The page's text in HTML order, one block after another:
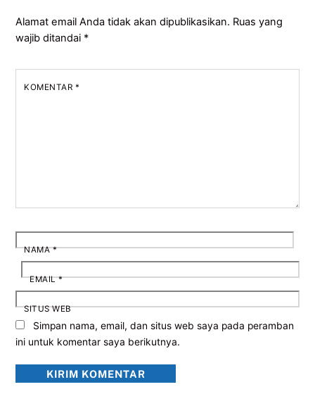
Alamat email Anda tidak akan dipublikasikan. Ruas yang
wajib ditandai *
KOMENTAR *
NAMA*
EMAIL*
SITUS WEB
Simpan nama, email, dan situs web saya pada peramban
ini untuk komentar saya berikutnya.